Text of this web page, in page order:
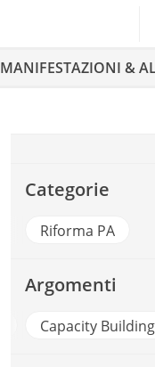
MANIFESTAZIONI &
Categorie
Riforma PA
Argomenti
Capacity Building